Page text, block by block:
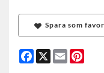
Spara som
Facebook
X Email